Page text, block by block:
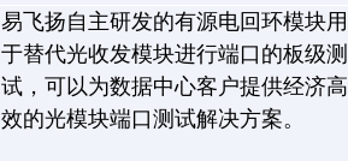
易飞扬自主研发的有源电回环模块用
于替代光收发模块进行端口的板级测
试，可以为数据中心客户提供经济高
效的光模块端口测试解决方案。